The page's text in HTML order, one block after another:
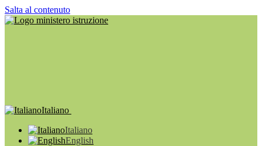
Salta al contenuto
Italiano
Italiano
English